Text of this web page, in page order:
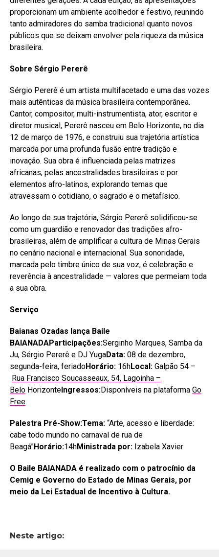
proporcionam um ambiente acolhedor e festivo, reunindo
tanto admiradores do samba tradicional quanto novos
públicos que se deixam envolver pela riqueza da música
brasileira.
Sobre Sérgio Pererê
Sérgio Pererê é um artista multifacetado e uma das vozes
mais autênticas da música brasileira contemporânea.
Cantor, compositor, multi-instrumentista, ator, escritor e
diretor musical, Pererê nasceu em Belo Horizonte, no dia
12 de março de 1976, e construiu sua trajetória artística
marcada por uma profunda fusão entre tradição e
inovação. Sua obra é influenciada pelas matrizes
africanas, pelas ancestralidades brasileiras e por
elementos afro-latinos, explorando temas que
atravessam o cotidiano, o sagrado e o metafísico.
Ao longo de sua trajetória, Sérgio Pererê solidificou-se
como um guardião e renovador das tradições afro-
brasileiras, além de amplificar a cultura de Minas Gerais
no cenário nacional e internacional. Sua sonoridade,
marcada pelo timbre único de sua voz, é celebração e
reverência à ancestralidade — valores que permeiam toda
a sua obra.
Serviço
Baianas Ozadas lança Baile
BAIANADAParticipações:Serginho Marques, Samba da
Ju, Sérgio Pererê e DJ YugaData: 08 de dezembro,
segunda-feira, feriadoHorário: 16hLocal: Galpão 54 –
Rua Francisco Soucasseaux, 54, Lagoinha –
Belo HorizonteIngressos:Disponíveis na plataforma Go
Free
Palestra Pré-Show:Tema: “Arte, acesso e liberdade:
cabe todo mundo no carnaval de rua de
Beagá”Horário:14hMinistrada por: Izabela Xavier
O Baile BAIANADA é realizado com o patrocínio da
Cemig e Governo do Estado de Minas Gerais, por
meio da Lei Estadual de Incentivo à Cultura.
Neste artigo: